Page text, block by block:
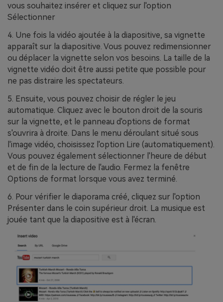
vous souhaitez insérer et cliquez sur l'option
Sélectionner
4. Une fois la vidéo ajoutée à la diapositive, sa vignette
apparaît sur la diapositive. Vous pouvez redimensionner
ou déplacer la vignette selon vos besoins. La taille de la
vignette vidéo doit être aussi petite que possible pour
ne pas distraire les spectateurs.
5. Ensuite, vous pouvez choisir de régler le jeu
automatique. Cliquez avec le bouton droit de la souris
sur la vignette, et le panneau d'options de format
s'ouvrira à droite. Dans le menu déroulant situé sous
l'image vidéo, choisissez l'option Lire (automatiquement).
Vous pouvez également sélectionner l'heure de début
et de fin de la lecture de l'audio. Fermez la fenêtre
Options de format lorsque vous avez terminé.
6. Pour vérifier le diaporama créé, cliquez sur l'option
Présenter dans le coin supérieur droit. La musique est
jouée tant que la diapositive est à l'écran.